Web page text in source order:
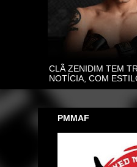
CLÃ ZENIDIM TEM
NOTÍCIA, COM
PMMAF